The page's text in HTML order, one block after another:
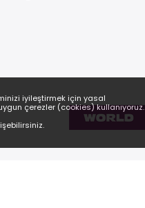
iyileştirmek için yasal
çerezler (cookies) kullanıyoruz.